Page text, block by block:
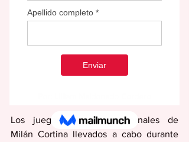
Los juegos olímpicos invernales de
Milán Cortina llevados a cabo durante